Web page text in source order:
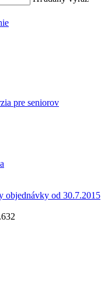
pre seniorov
objednávky od 30.7.2015